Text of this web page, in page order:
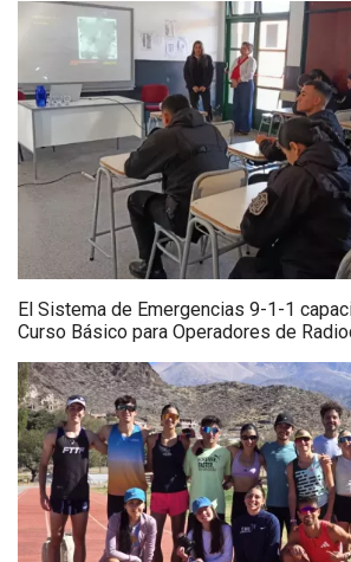
El Sistema de Emergencias 9-1-1
Curso Básico para Operadores de